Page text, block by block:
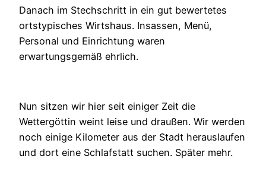
Danach im Stechschritt in ein gut bewertetes
ortstypisches Wirtshaus. Insassen, Menü,
Personal und Einrichtung waren
erwartungsgemäß ehrlich.
Nun sitzen wir hier seit einiger Zeit die
Wettergöttin weint leise und draußen. Wir werden
noch einige Kilometer aus der Stadt herauslaufen
und dort eine Schlafstatt suchen. Später mehr.